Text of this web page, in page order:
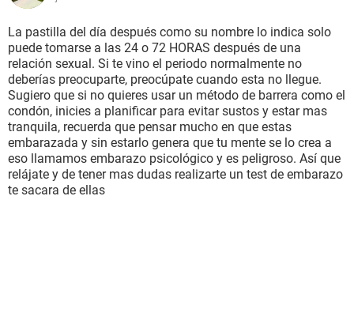
La pastilla del día después como su nombre lo indica solo
puede tomarse a las 24 o 72 HORAS después de una
relación sexual. Si te vino el periodo normalmente no
deberías preocuparte, preocúpate cuando esta no llegue.
Sugiero que si no quieres usar un método de barrera como el
condón, inicies a planificar para evitar sustos y estar mas
tranquila, recuerda que pensar mucho en que estas
embarazada y sin estarlo genera que tu mente se lo crea a
eso llamamos embarazo psicológico y es peligroso. Así que
relájate y de tener mas dudas realizarte un test de embarazo
te sacara de ellas